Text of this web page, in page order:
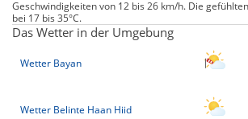
Geschwindigkeiten von 12 bis 26 km/h. Die
bei 17 bis 35°C.
Das Wetter in der Umgebung
Wetter Bayan
Wetter Belinte Haan Hiid